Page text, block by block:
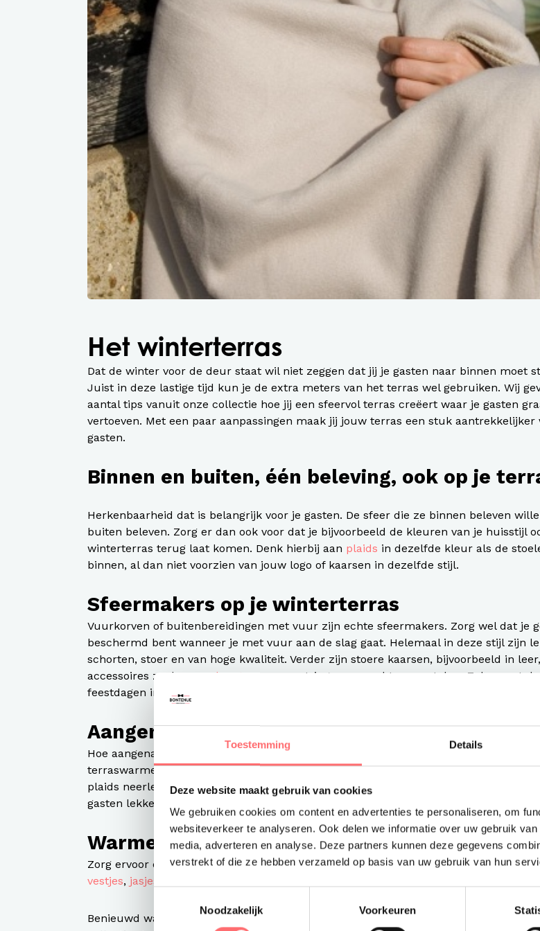
Toestemming Details
Deze website maakt gebruik van cookies
We gebruiken cookies om content en advertenties te personaliseren, om
websiteverkeer te analyseren. Ook delen we informatie over uw gebruik
media, adverteren en analyse. Deze partners kunnen deze gegevens
verstrekt of die ze hebben verzameld op basis van uw gebruik van hun
Noodzakelijk
Voorkeuren
Werkjassen
Werkbroeken en overalls Workwear
Het winterterras
Dat de winter voor de deur staat wil niet zeggen dat jij je gasten naar binnen moet
Juist in deze lastige tijd kun je de extra meters van het terras wel gebruiken. Wij
aantal tips vanuit onze collectie hoe jij een sfeervol terras creëert waar je gasten
vertoeven. Met een paar aanpassingen maak jij jouw terras een stuk aantrekkelijker
gasten.
Binnen en buiten, één beleving, ook op je
Herkenbaarheid dat is belangrijk voor je gasten. De sfeer die ze binnen beleven
buiten beleven. Zorg er dan ook voor dat je bijvoorbeeld de kleuren van je huisstijl
winterterras terug laat komen. Denk hierbij aan plaids in dezelfde kleur als de
binnen, al dan niet voorzien van jouw logo of kaarsen in dezelfde stijl.
Sfeermakers op je winterterras
Vuurkorven of buitenbereidingen met vuur zijn echte sfeermakers. Zorg wel dat je
beschermd bent wanneer je met vuur aan de slag gaat. Helemaal in deze stijl zijn
schorten, stoer en van hoge kwaliteit. Verder zijn stoere kaarsen, bijvoorbeeld in
accessoires zoals
menukaartenen servetringen een echte eyecatcher. Zeker met de
feestdagen in het vizier zijn kaarsen een echte must.
Aangename temperatuur op het terras
Hoe aangenamer het vertoeven is op jouw terras, hoe langer je gasten blijven zitten.
terraswarmers (hiervoor zijn ook al duurzame initiatieven) of warmtekussens, kun je
plaids neerleggen. Plaids zijn niet alleen functioneel maar zorgen er ook voor dat
gasten lekker warm en comfortabel op jouw winterterras zitten.
Warme bedrijfskleding voor je personeel
Zorg ervoor dat de crew die buiten werkt goed aangekleed is. Hierbij kun je denken
vestjes, jasjes
Benieuwd wat wij voor jouw winterterras kunnen betekenen? Slechts een deel van